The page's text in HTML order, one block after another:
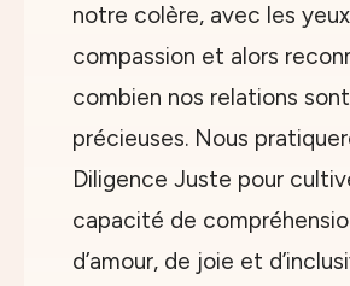
notre colère, avec les
compassion et alors
combien nos relations sont
précieuses. Nous
Diligence Juste pour
capacité de
d’amour, de joie et